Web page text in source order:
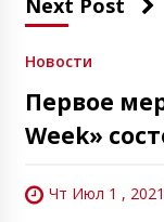
Next Post
Новости
Первое
Week»
Чт Июл 1 , 2021